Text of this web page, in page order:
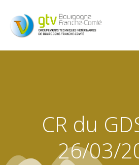
CR du
26/03/